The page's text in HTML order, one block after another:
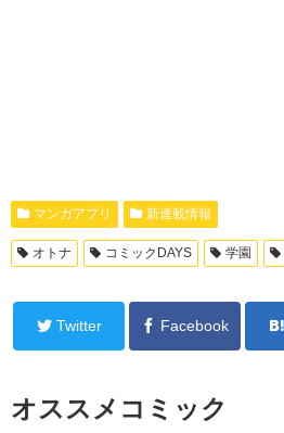
マンガアプリ 新連載情報
オトナ コミックDAYS 学園
Twitter Facebook
オススメコミック